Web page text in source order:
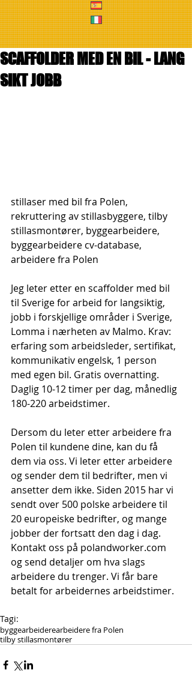
SCAFFOLDER MED EN BIL - LANG
SIKT JOBB
stillaser med bil fra Polen,
rekruttering av stillasbyggere, tilby
stillasmontører, byggearbeidere,
byggearbeidere cv-database,
arbeidere fra Polen
Jeg leter etter en scaffolder med bil
til Sverige for arbeid for langsiktig,
jobb i forskjellige områder i Sverige,
Lomma i nærheten av Malmo. Krav:
erfaring som arbeidsleder, sertifikat,
kommunikativ engelsk, 1 person
med egen bil. Gratis overnatting.
Daglig 10-12 timer per dag, månedlig
180-220 arbeidstimer.
Dersom du leter etter arbeidere fra
Polen til kundene dine, kan du få
dem via oss. Vi leter etter arbeidere
og sender dem til bedrifter, men vi
ansetter dem ikke. Siden 2015 har vi
sendt over 500 polske arbeidere til
20 europeiske bedrifter, og mange
jobber der fortsatt den dag i dag.
Kontakt oss på polandworker.com
og send detaljer om hva slags
arbeidere du trenger. Vi får bare
betalt for arbeidernes arbeidstimer.
Tagi:
byggearbeiderearbeidere fra Polen
tilby stillasmontører